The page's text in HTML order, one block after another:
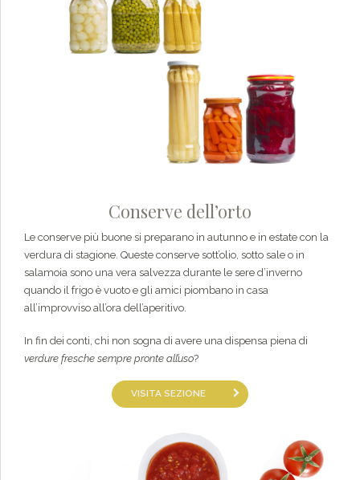
Conserve dell’orto
Le conserve più buone si preparano in autunno e in estate con la
verdura di stagione. Queste conserve sott’olio, sotto sale o in
salamoia sono una vera salvezza durante le sere d’inverno
quando il frigo è vuoto e gli amici piombano in casa
all’improvviso all’ora dell’aperitivo.
In fin dei conti, chi non sogna di avere una dispensa piena di
verdure fresche sempre pronte all’uso?
VISITA SEZIONE